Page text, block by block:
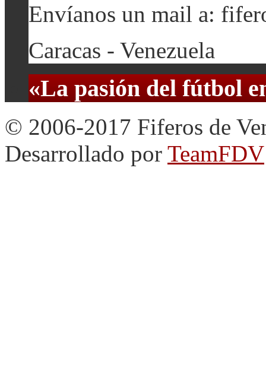
Envíanos un mail a:
Caracas - Venezuela
«La pasión del fútbol
© 2006-2017 Fiferos de
Desarrollado por TeamFDV